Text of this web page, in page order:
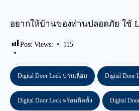
อยากให้บ้านของท่านปลอดภัย ใช้
Post Views: 115
Digital Door Lock บานเลื่อน Digital Door
Digital Door Lock พร้อมติดตั้ง Digital